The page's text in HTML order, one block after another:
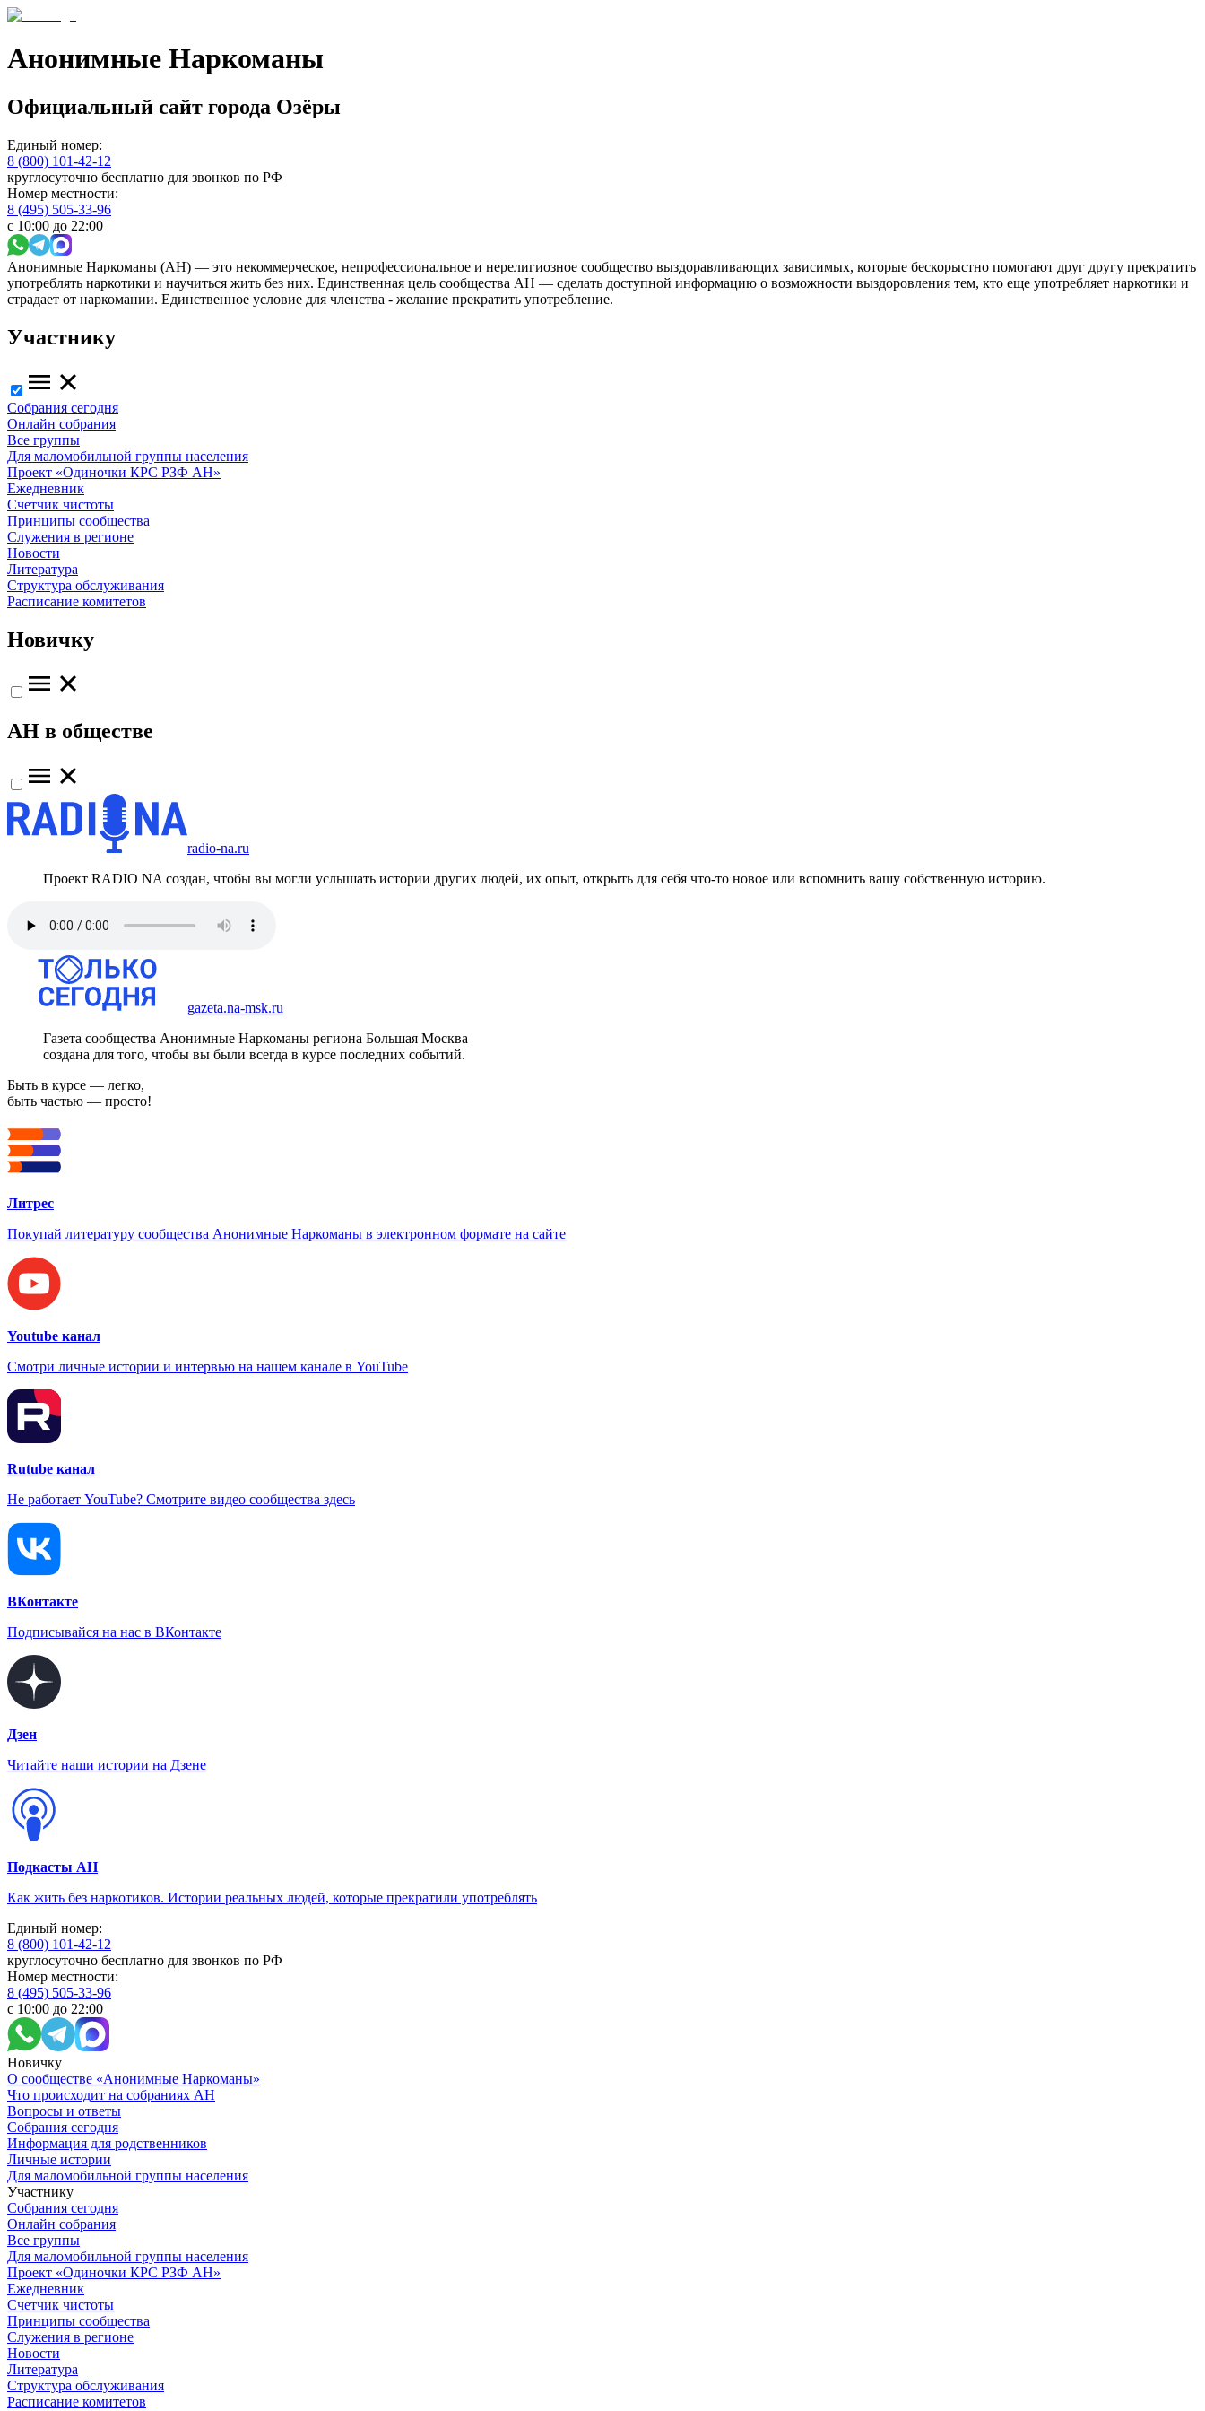
Анонимные Наркоманы
Официальный сайт города Озёры
Единый номер:
8 (800) 101-42-12
круглосуточно бесплатно для звонков по РФ
Номер местности:
8 (495) 505-33-96
с 10:00 до 22:00
Анонимные Наркоманы (АН) — это некоммерческое, непрофессиональное и нерелигиозное сообщество выздоравливающих зависимых, которые бескорыстно помогают друг другу прекратить
употреблять наркотики и научиться жить без них. Единственная цель сообщества АН — сделать доступной информацию о возможности выздоровления тем, кто еще употребляет наркотики и
страдает от наркомании. Единственное условие для членства - желание прекратить употребление.
Участнику
Собрания сегодня
Онлайн собрания
Все группы
Для маломобильной группы населения
Проект «Одиночки КРС РЗФ АН»
Ежедневник
Счетчик чистоты
Принципы сообщества
Служения в регионе
Новости
Литература
Структура обслуживания
Расписание комитетов
Новичку
АН в обществе
radio-na.ru
Проект RADIO NA создан, чтобы вы могли услышать истории других людей, их опыт, открыть для себя что-то новое или вспомнить вашу собственную историю.
gazeta.na-msk.ru
Газета сообщества Анонимные Наркоманы региона Большая Москва
создана для того, чтобы вы были всегда в курсе последних событий.
Быть в курсе — легко,
быть частью — просто!
Литрес
Покупай литературу сообщества Анонимные Наркоманы в электронном формате на сайте
Youtube канал
Смотри личные истории и интервью на нашем канале в YouTube
Rutube канал
Не работает YouTube? Смотрите видео сообщества здесь
ВКонтакте
Подписывайся на нас в ВКонтакте
Дзен
Читайте наши истории на Дзене
Подкасты АН
Как жить без наркотиков. Истории реальных людей, которые прекратили употреблять
Единый номер:
8 (800) 101-42-12
круглосуточно бесплатно для звонков по РФ
Номер местности:
8 (495) 505-33-96
с 10:00 до 22:00
Новичку
О сообществе «Анонимные Наркоманы»
Что происходит на собраниях АН
Вопросы и ответы
Собрания сегодня
Информация для родственников
Личные истории
Для маломобильной группы населения
Участнику
Собрания сегодня
Онлайн собрания
Все группы
Для маломобильной группы населения
Проект «Одиночки КРС РЗФ АН»
Ежедневник
Счетчик чистоты
Принципы сообщества
Служения в регионе
Новости
Литература
Структура обслуживания
Расписание комитетов